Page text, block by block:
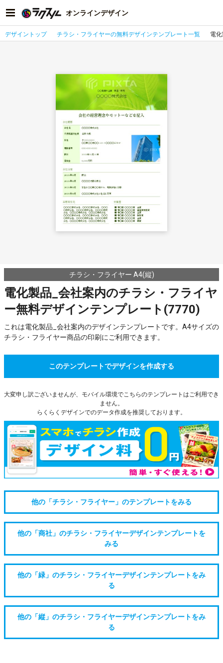
オンラインデザイン
デザイントップ チラシ・フライヤーの無料デザインテンプレート一覧 電
チラシ・フライヤー A4(縦)
電化製品_会社案内のチラシ・フライヤ
ー無料デザインテンプレート(7770)
これは電化製品_会社案内のデザインテンプレートです。A4サイズの
チラシ・フライヤー商品の印刷にご利用できます。
このテンプレートでデザインを作成する
大変申し訳ございませんが、モバイル環境でこちらのテンプレートはご利用でき
ません。
らくらくデザインでのデータ作成を推奨しております。
他の「チラシ・フライヤー」のテンプレートをみる
他の「商社」のチラシ・フライヤーデザインテンプレートを
みる
他の「緑」のチラシ・フライヤーデザインテンプレートをみ
る
他の「縦」のチラシ・フライヤーデザインテンプレートをみ
る